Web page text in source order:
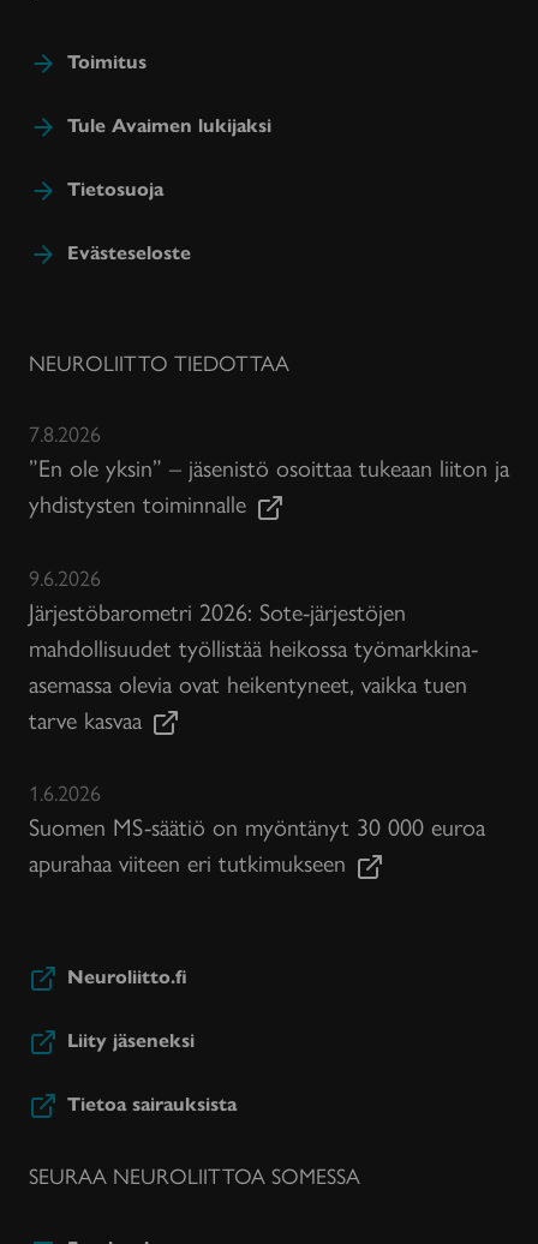
Toimitus
Tule Avaimen lukijaksi
Tietosuoja
Evästeseloste
NEUROLIITTO TIEDOTTAA
7.8.2026
”En ole yksin” – jäsenistö osoittaa tukeaan liiton ja
yhdistysten toiminnalle
9.6.2026
Järjestöbarometri 2026: Sote-järjestöjen
mahdollisuudet työllistää heikossa työmarkkina-
asemassa olevia ovat heikentyneet, vaikka tuen
tarve kasvaa
1.6.2026
Suomen MS-säätiö on myöntänyt 30 000 euroa
apurahaa viiteen eri tutkimukseen
Neuroliitto.fi
Liity jäseneksi
Tietoa sairauksista
SEURAA NEUROLIITTOA SOMESSA